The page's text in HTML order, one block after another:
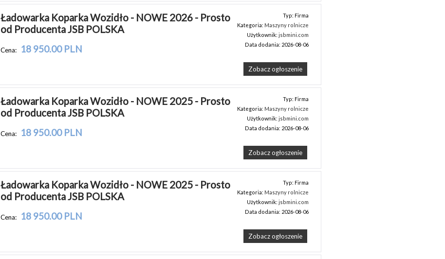
Ładowarka Koparka Wozidło - NOWE 2026 - Prosto
od Producenta JSB POLSKA
Cena: 18 950.00 PLN
Typ: Firma
Kategoria: Maszyny rolnicze
Użytkownik:jsbmini.com
Data dodania: 2026-08-06
Zobacz ogłoszenie
Ładowarka Koparka Wozidło - NOWE 2025 - Prosto
od Producenta JSB POLSKA
Cena: 18 950.00 PLN
Typ: Firma
Kategoria: Maszyny rolnicze
Użytkownik:jsbmini.com
Data dodania: 2026-08-06
Zobacz ogłoszenie
Ładowarka Koparka Wozidło - NOWE 2025 - Prosto
od Producenta JSB POLSKA
Cena: 18 950.00 PLN
Typ: Firma
Kategoria: Maszyny rolnicze
Użytkownik:jsbmini.com
Data dodania: 2026-08-06
Zobacz ogłoszenie